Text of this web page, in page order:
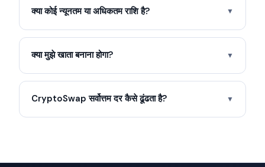
क्या कोई न्यूनतम या अधिकतम राशि है? ▼
क्या मुझे खाता बनाना होगा? ▼
CryptoSwap सर्वोत्तम दर कैसे ढूंढता है? ▼